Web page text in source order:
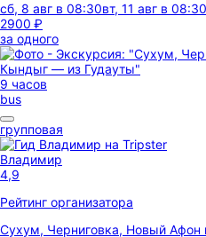
сб, 8 авг в 08:30вт, 11 авг в 08:30
2900 ₽
за одного
9 часов
bus
групповая
Владимир
4,9
Рейтинг организатора
Сухум, Черниговка, Новый